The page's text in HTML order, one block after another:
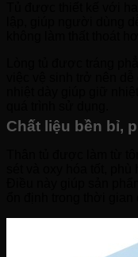
Chất liệu bền bỉ,